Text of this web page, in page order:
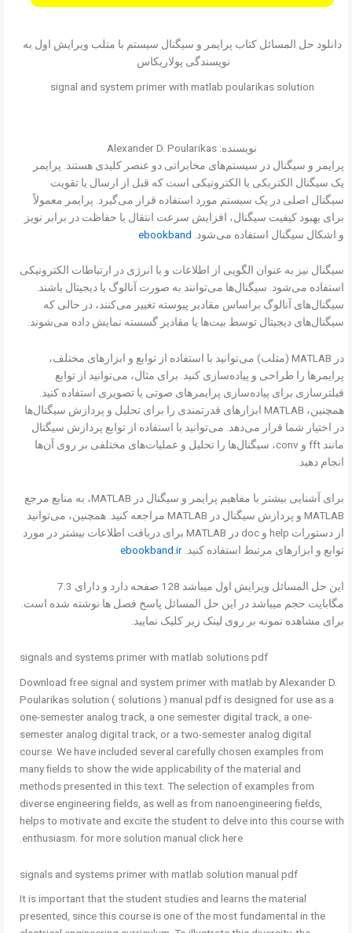
دانلود حل المسائل کتاب پرایمر و سیگنال سیستم با متلب ویرایش اول به
نویسندگی پولاریکاس
signal and system primer with matlab poularikas solution
نویسنده: Alexander D. Poularikas
پرایمر و سیگنال در سیستم‌های مخابراتی دو عنصر کلیدی هستند. پرایمر
یک سیگنال الکتریکی یا الکترونیکی است که قبل از ارسال یا تقویت
سیگنال اصلی در یک سیستم مورد استفاده قرار می‌گیرد. پرایمر معمولاً
برای بهبود کیفیت سیگنال، افزایش سرعت انتقال یا حفاظت در برابر نویز
و اشکال سیگنال استفاده می‌شود. ebookband
سیگنال نیز به عنوان الگویی از اطلاعات و یا انرژی در ارتباطات الکترونیکی
استفاده می‌شود. سیگنال‌ها می‌توانند به صورت آنالوگ یا دیجیتال باشند.
سیگنال‌های آنالوگ براساس مقادیر پیوسته تغییر می‌کنند، در حالی که
سیگنال‌های دیجیتال توسط بیت‌ها یا مقادیر گسسته نمایش داده می‌شوند.
در MATLAB (متلب) می‌توانید با استفاده از توابع و ابزارهای مختلف،
پرایمرها را طراحی و پیاده‌سازی کنید. برای مثال، می‌توانید از توابع
فیلترسازی برای پیاده‌سازی پرایمرهای صوتی یا تصویری استفاده کنید.
همچنین، MATLAB ابزارهای قدرتمندی را برای تحلیل و پردازش سیگنال‌ها
در اختیار شما قرار می‌دهد. می‌توانید با استفاده از توابع پردازش سیگنال
مانند fft و conv، سیگنال‌ها را تحلیل و عملیات‌های مختلفی بر روی آن‌ها
انجام دهید.
برای آشنایی بیشتر با مفاهیم پرایمر و سیگنال در MATLAB، به منابع مرجع
MATLAB و پردازش سیگنال در MATLAB مراجعه کنید. همچنین، می‌توانید
از دستورات help و doc در MATLAB برای دریافت اطلاعات بیشتر در مورد
توابع و ابزارهای مرتبط استفاده کنید. ebookband.ir
این حل المسائل ویرایش اول میباشد 128 صفحه دارد و دارای 7.3
مگابایت حجم میباشد در این حل المسائل پاسخ فصل ها نوشته شده است.
برای مشاهده نمونه بر روی لینک زیر کلیک نمایید.
signals and systems primer with matlab solutions pdf
Download free signal and system primer with matlab by Alexander D.
Poularikas solution ( solutions ) manual pdf is designed for use as a
one-semester analog track, a one semester digital track, a one-
semester analog digital track, or a two-semester analog digital
course. We have included several carefully chosen examples from
many ﬁelds to show the wide applicability of the material and
methods presented in this text. The selection of examples from
diverse engineering ﬁelds, as well as from nanoengineering ﬁelds,
helps to motivate and excite the student to delve into this course with
enthusiasm. for more solution manual click here.
signals and systems primer with matlab solution manual pdf
It is important that the student studies and learns the material
presented, since this course is one of the most fundamental in the